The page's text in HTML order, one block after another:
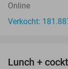
Online
Verkocht:
Lunch +